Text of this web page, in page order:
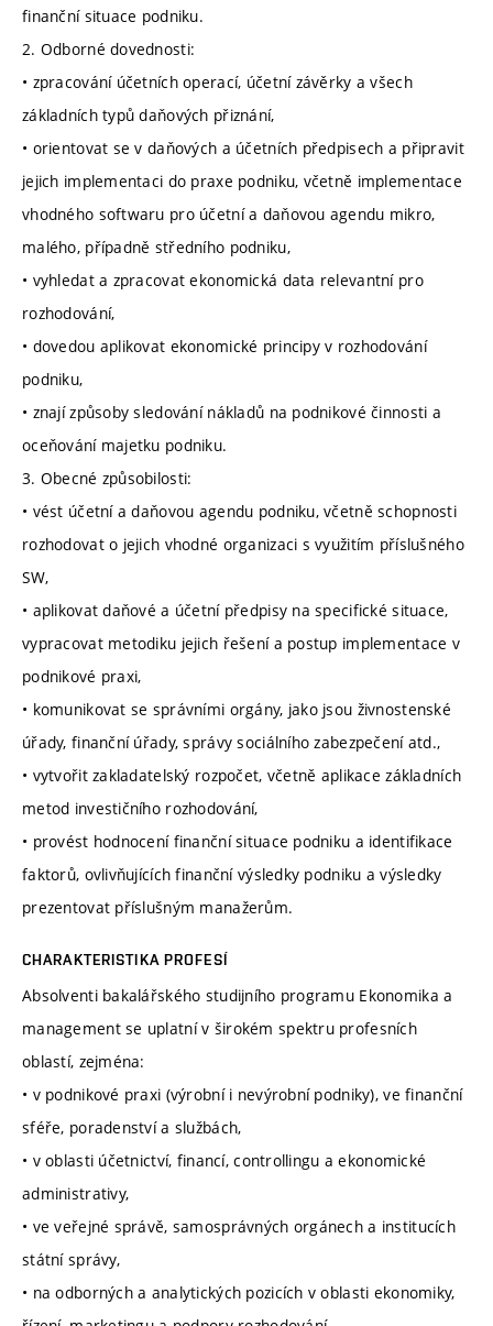
finanční situace podniku.
2. Odborné dovednosti:
• zpracování účetních operací, účetní závěrky a všech
základních typů daňových přiznání,
• orientovat se v daňových a účetních předpisech a připravit
jejich implementaci do praxe podniku, včetně implementace
vhodného softwaru pro účetní a daňovou agendu mikro,
malého, případně středního podniku,
• vyhledat a zpracovat ekonomická data relevantní pro
rozhodování,
• dovedou aplikovat ekonomické principy v rozhodování
podniku,
• znají způsoby sledování nákladů na podnikové činnosti a
oceňování majetku podniku.
3. Obecné způsobilosti:
• vést účetní a daňovou agendu podniku, včetně schopnosti
rozhodovat o jejich vhodné organizaci s využitím příslušného
SW,
• aplikovat daňové a účetní předpisy na specifické situace,
vypracovat metodiku jejich řešení a postup implementace v
podnikové praxi,
• komunikovat se správními orgány, jako jsou živnostenské
úřady, finanční úřady, správy sociálního zabezpečení atd.,
• vytvořit zakladatelský rozpočet, včetně aplikace základních
metod investičního rozhodování,
• provést hodnocení finanční situace podniku a identifikace
faktorů, ovlivňujících finanční výsledky podniku a výsledky
prezentovat příslušným manažerům.
CHARAKTERISTIKA PROFESÍ
Absolventi bakalářského studijního programu Ekonomika a
management se uplatní v širokém spektru profesních
oblastí, zejména:
• v podnikové praxi (výrobní i nevýrobní podniky), ve finanční
sféře, poradenství a službách,
• v oblasti účetnictví, financí, controllingu a ekonomické
administrativy,
• ve veřejné správě, samosprávných orgánech a institucích
státní správy,
• na odborných a analytických pozicích v oblasti ekonomiky,